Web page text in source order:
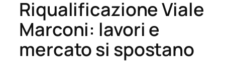
Riqualificazione Viale
Marconi: lavori e
mercato si spostano